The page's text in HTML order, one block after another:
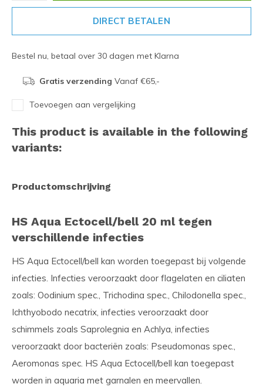
DIRECT BETALEN
Bestel nu, betaal over 30 dagen met Klarna
Gratis verzending Vanaf €65,-
Toevoegen aan vergelijking
This product is available in the following
variants:
Productomschrijving
HS Aqua Ectocell/bell 20 ml tegen
verschillende infecties
HS Aqua Ectocell/bell kan worden toegepast bij volgende
infecties. Infecties veroorzaakt door flagelaten en ciliaten
zoals: Oodinium spec., Trichodina spec., Chilodonella spec.,
Ichthyobodo necatrix, infecties veroorzaakt door
schimmels zoals Saprolegnia en Achlya, infecties
veroorzaakt door bacteriën zoals: Pseudomonas spec.,
Aeromonas spec. HS Aqua Ectocell/bell kan toegepast
worden in aquaria met garnalen en meervallen.